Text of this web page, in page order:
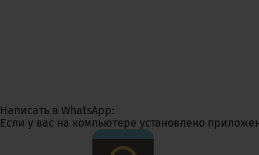
Написать в WhatsApp:
Если у вас на компьютере установлено